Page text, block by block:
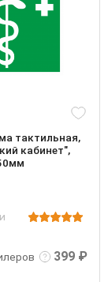
тактильная,
кабинет",
Войти
399 ₽